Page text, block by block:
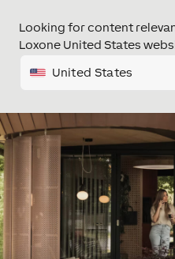
Looking for content
Loxone United States
United States